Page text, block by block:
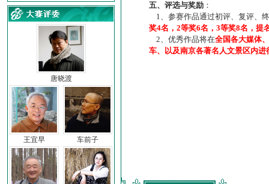
唐晓渡
王宜早 车前子
五、评选与奖励 ：
1、参赛作品通过初评、复评、
奖4名，2等奖6名，3等奖8名，提
2、优秀作品将在全国各大媒体
车、以及南京各著名人文景区内进